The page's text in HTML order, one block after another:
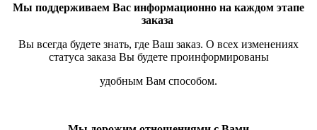
Мы поддерживаем Вас информационно на каждом этапе
заказа
Вы всегда будете знать, где Ваш заказ. О всех изменениях
статуса заказа Вы будете проинформированы
удобным Вам способом.